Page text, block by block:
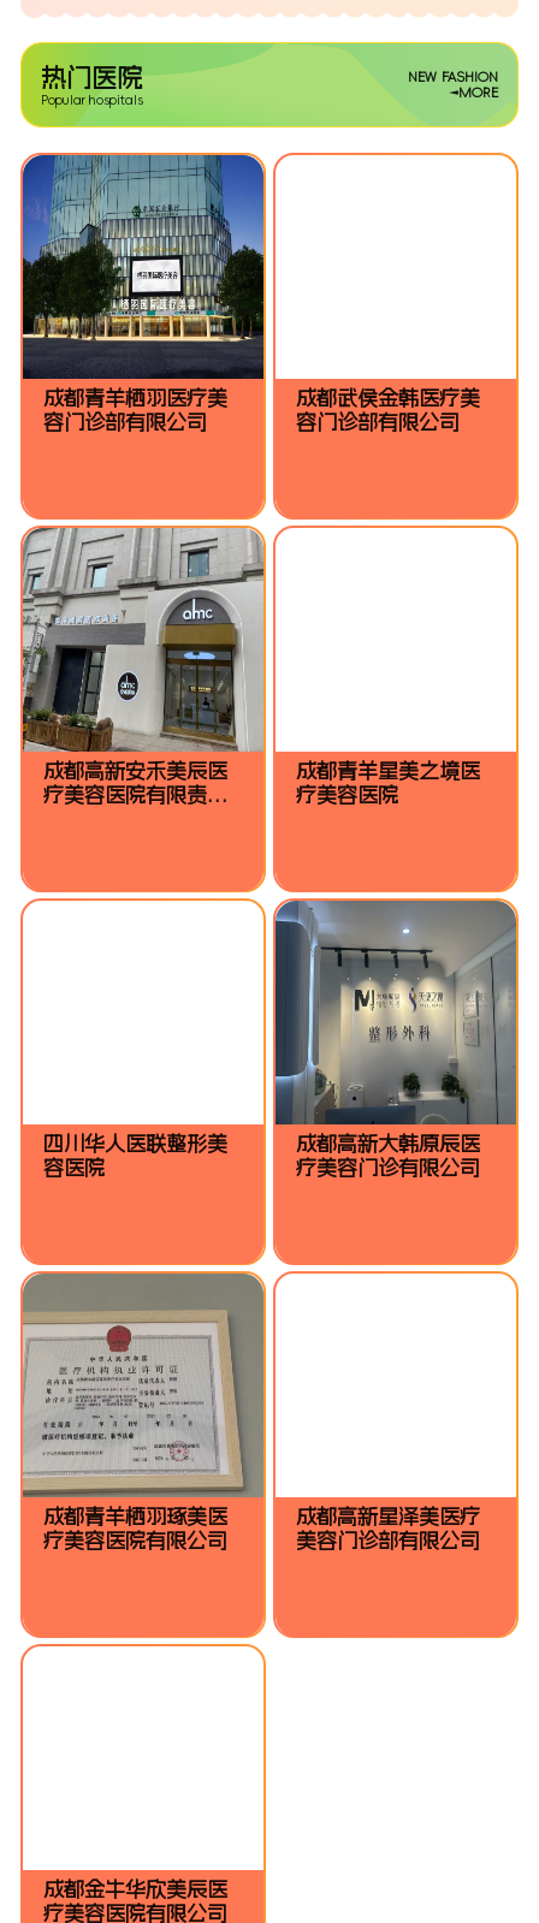
热门医院
Popular hospitals
NEW FASHION
MORE
成都青羊栖羽医疗美
容门诊部有限公司
成都武侯金韩医疗美
容门诊部有限公司
成都高新安禾美辰医
疗美容医院有限责任
成都青羊星美之境医
疗美容医院
四川华人医联整形美
容医院
成都高新大韩原辰医
疗美容门诊有限公司
成都青羊栖羽琢美医
疗美容医院有限公司
成都高新星泽美医疗
美容门诊部有限公司
成都金牛华欣美辰医
疗美容医院有限公司